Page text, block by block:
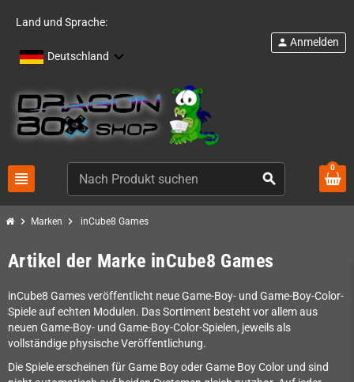
Land und Sprache:
Deutschland
view_headline search
person Anmelden
0
chevron_right Marken chevron_right inCube8 Games
Artikel der Marke inCube8 Games
inCube8 Games veröffentlicht neue Game-Boy- und Game-Boy-Color-
Spiele auf echten Modulen. Das Sortiment besteht vor allem aus
neuen Game-Boy- und Game-Boy-Color-Spielen, jeweils als
vollständige physische Veröffentlichung.
Die Spiele erscheinen für Game Boy oder Game Boy Color und sind